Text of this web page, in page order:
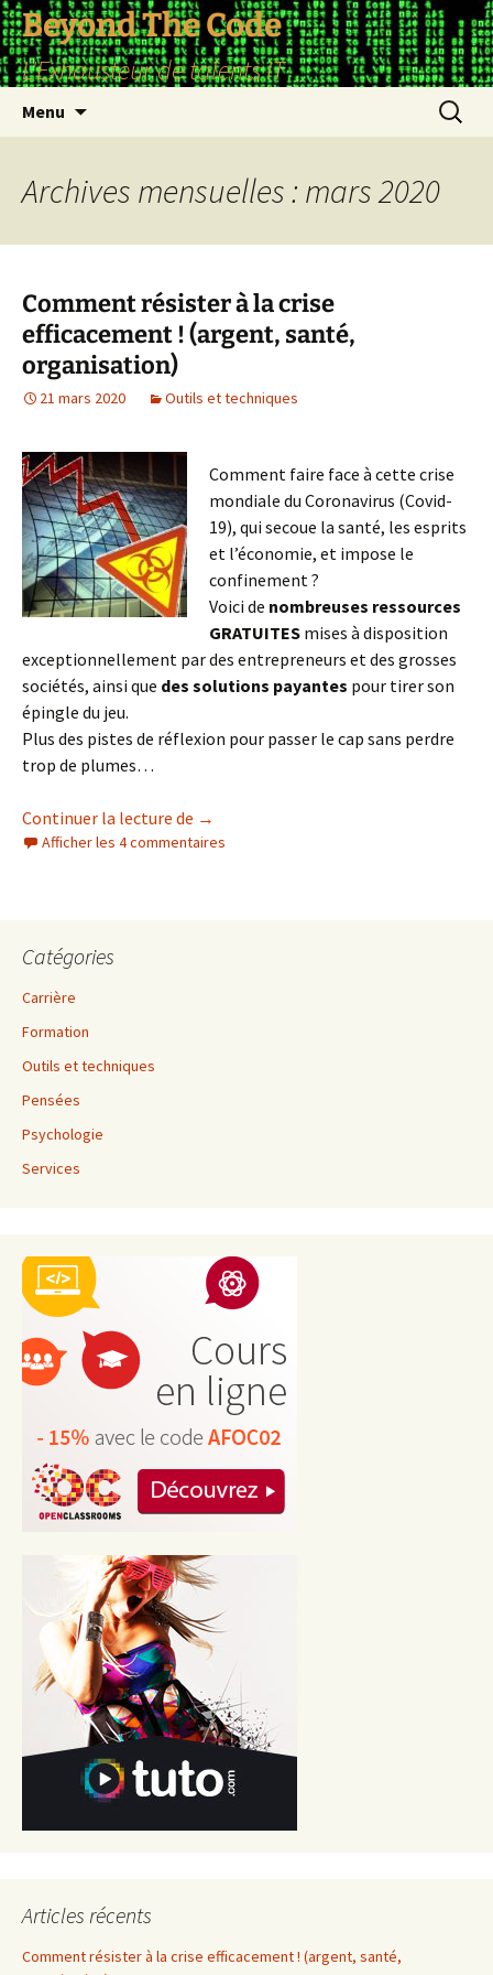
Aller
au
contenu
Beyond The Code
L'Exhausteur de talents IT
Menu
Archives mensuelles : mars 2020
Comment résister à la crise
efficacement ! (argent, santé,
organisation)
21 mars 2020 Outils et techniques
Comment faire face à cette crise
mondiale du Coronavirus (Covid-
19), qui secoue la santé, les esprits
et l’économie, et impose le
confinement ?
Voici de nombreuses ressources
GRATUITES mises à disposition
exceptionnellement par des entrepreneurs et des grosses
sociétés, ainsi que des solutions payantes pour tirer son
épingle du jeu.
Plus des pistes de réflexion pour passer le cap sans perdre
trop de plumes…
Continuer la lecture de Comment résister à la crise
→
Afficher les 4 commentaires
Catégories
Carrière
Formation
Outils et techniques
Pensées
Psychologie
Services
Articles récents
Comment résister à la crise efficacement ! (argent, santé,